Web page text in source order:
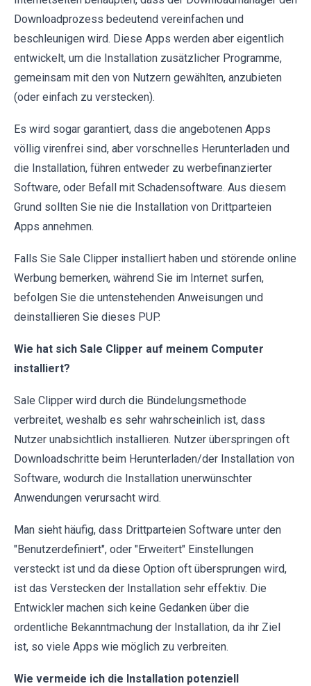
Downloadprozess bedeutend vereinfachen und
beschleunigen wird. Diese Apps werden aber eigentlich
entwickelt, um die Installation zusätzlicher Programme,
gemeinsam mit den von Nutzern gewählten, anzubieten
(oder einfach zu verstecken).
Es wird sogar garantiert, dass die angebotenen Apps
völlig virenfrei sind, aber vorschnelles Herunterladen und
die Installation, führen entweder zu werbefinanzierter
Software, oder Befall mit Schadensoftware. Aus diesem
Grund sollten Sie nie die Installation von Drittparteien
Apps annehmen.
Falls Sie Sale Clipper installiert haben und störende online
Werbung bemerken, während Sie im Internet surfen,
befolgen Sie die untenstehenden Anweisungen und
deinstallieren Sie dieses PUP.
Wie hat sich Sale Clipper auf meinem Computer
installiert?
Sale Clipper wird durch die Bündelungsmethode
verbreitet, weshalb es sehr wahrscheinlich ist, dass
Nutzer unabsichtlich installieren. Nutzer überspringen oft
Downloadschritte beim Herunterladen/der Installation von
Software, wodurch die Installation unerwünschter
Anwendungen verursacht wird.
Man sieht häufig, dass Drittparteien Software unter den
"Benutzerdefiniert", oder "Erweitert" Einstellungen
versteckt ist und da diese Option oft übersprungen wird,
ist das Verstecken der Installation sehr effektiv. Die
Entwickler machen sich keine Gedanken über die
ordentliche Bekanntmachung der Installation, da ihr Ziel
ist, so viele Apps wie möglich zu verbreiten.
Wie vermeide ich die Installation potenziell